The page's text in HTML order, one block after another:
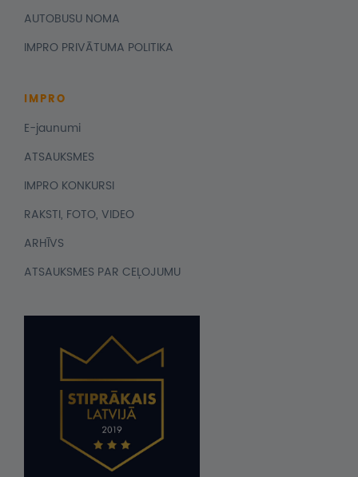
AUTOBUSU NOMA
IMPRO PRIVĀTUMA POLITIKA
IMPRO
E-jaunumi
ATSAUKSMES
IMPRO KONKURSI
RAKSTI, FOTO, VIDEO
ARHĪVS
ATSAUKSMES PAR CEĻOJUMU